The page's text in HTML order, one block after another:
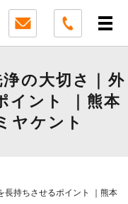
の大切さ｜外
イント ｜熊本
ヤケント
長持ちさせるポイント ｜熊本